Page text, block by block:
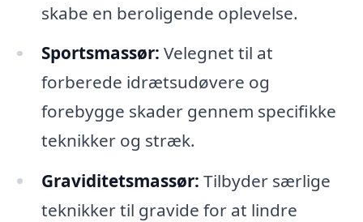
skabe en beroligende oplevelse.
Sportsmassør: Velegnet til at
forberede idrætsudøvere og
forebygge skader gennem specifikke
teknikker og stræk.
Graviditetsmassør: Tilbyder særlige
teknikker til gravide for at lindre